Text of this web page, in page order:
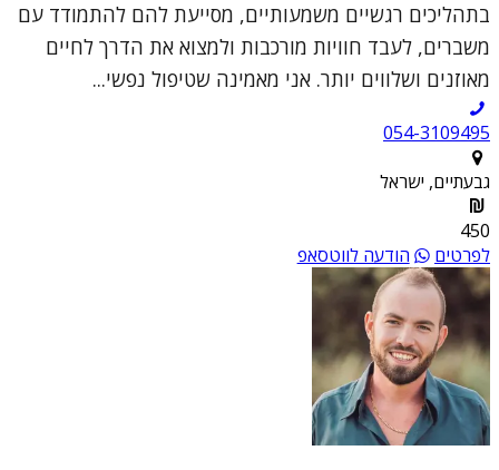
בתהליכים רגשיים משמעותיים, מסייעת להם להתמודד עם
משברים, לעבד חוויות מורכבות ולמצוא את הדרך לחיים
מאוזנים ושלווים יותר. אני מאמינה שטיפול נפשי...
054-3109495
גבעתיים, ישראל
450
לפרטים
הודעה לווטסאפ